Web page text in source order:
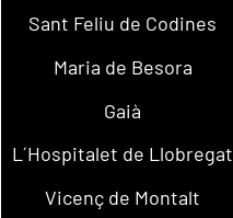
Sant Feliu de Codines
Maria de Besora
Gaià
L´Hospitalet de Llobregat
Vicenç de Montalt